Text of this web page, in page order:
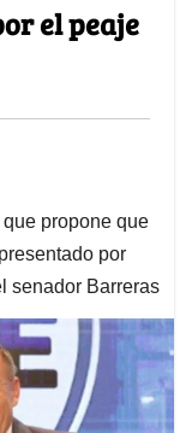
el peaje
propone que
por
senador Barreras